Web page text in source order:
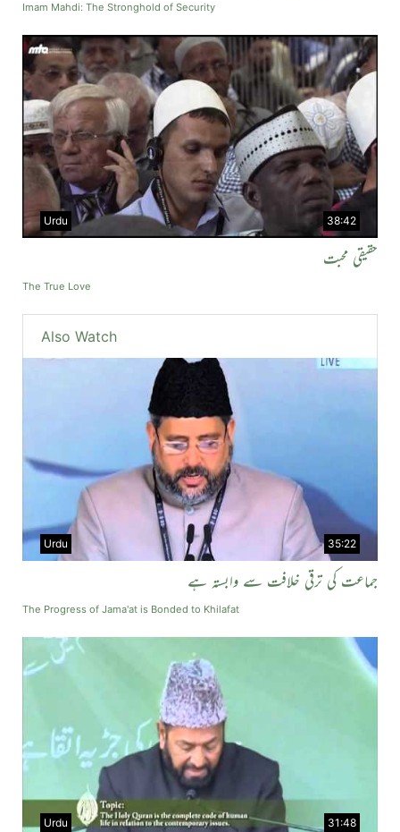
Imam Mahdi: The Stronghold of Security
38:42
Urdu
حقیقی محبت
The True Love
Also Watch
35:22
Urdu
جماعت کی ترقی خلافت سے وابستہ ہے
The Progress of Jama'at is Bonded to Khilafat
31:48
Urdu